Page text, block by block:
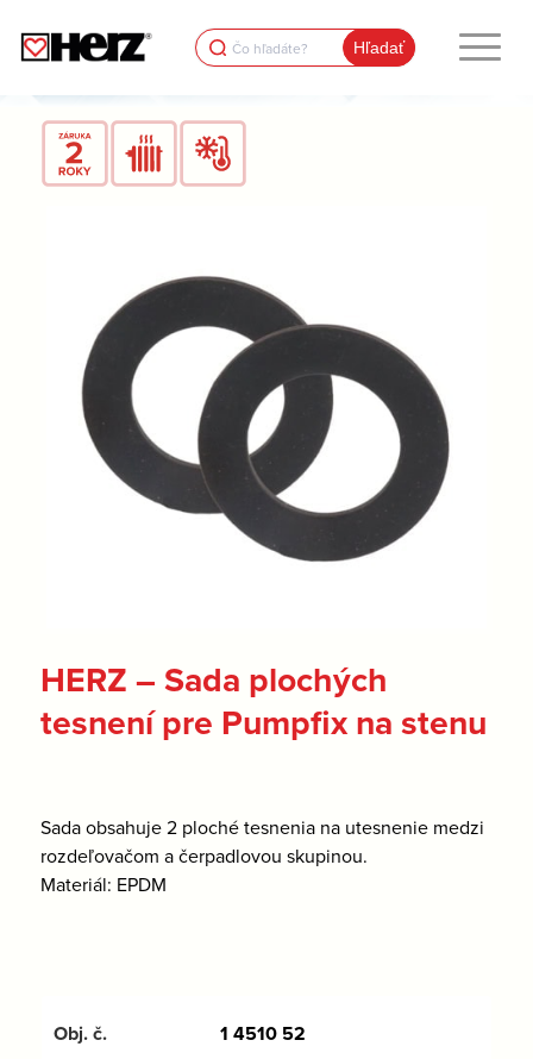
Search
for:
HERZ – Sada plochých
tesnení pre Pumpfix na stenu
Sada obsahuje 2 ploché tesnenia na utesnenie medzi
rozdeľovačom a čerpadlovou skupinou.
Materiál: EPDM
1 4510 52